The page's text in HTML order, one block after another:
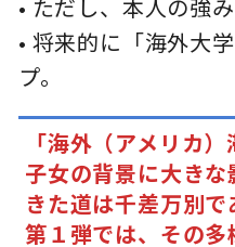
• ただし、本人の強
• 将来的に「海外大
プ。
「海外（アメリカ
子女の背景に大き
きた道は千差万別
第１弾では、その